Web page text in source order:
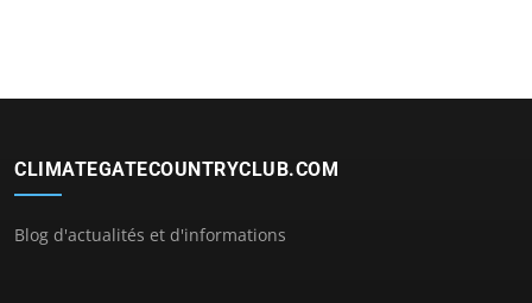
CLIMATEGATECOUNTRYCLUB.COM
Blog d'actualités et d'informations